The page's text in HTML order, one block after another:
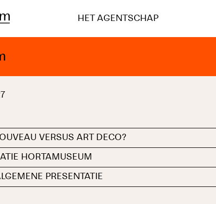
HET AGENTSCHAP
VERSUS ART DECO?
HORTAMUSEUM
PRESENTATIE